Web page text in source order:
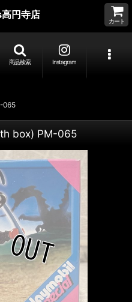
円寺店
カート
商品検索 Instagram
065
box) PM-065